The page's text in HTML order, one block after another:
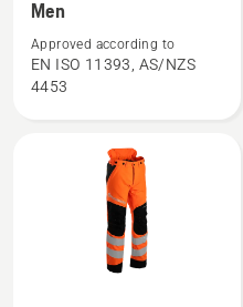
tuotteesta
Turvahousut,
Technical
Men
Men
Approved according to
EN ISO 11393, AS/NZS
4453